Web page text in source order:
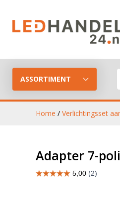
ASSORTIMENT
LED Guide
Stel je eigen LED-pakket samen
Home / Verlichtingsset
Adapter 7-